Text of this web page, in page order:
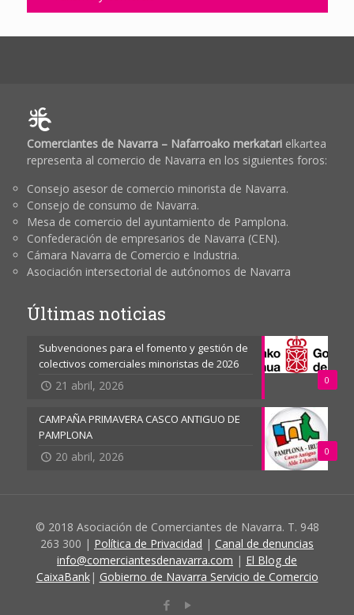
Comerciantes de Navarra – Nafarroako merkatarielkartea
representa al comercio de Navarra en los siguientes foros:
Consejo asesor de comercio minorista de Navarra.
Consejo de consumo de Navarra.
Mesa de comercio del ayuntamiento de Pamplona.
Confederación de empresarios de Navarra (CEN).
Cámara Navarra de Comercio e Industria.
Asociación intersectorial de autónomos de Navarra
Últimas noticias
0
Subvenciones para el fomento y gestión de
colectivos comerciales minoristas de 2026
21 abril, 2026
0
CAMPAÑA PRIMAVERA CASCO ANTIGUO DE
PAMPLONA
20 abril, 2026
© 2018 Asociación de Comerciantes de Navarra. T. 948
263 300 | Política de Privacidad | Canal de denuncias
info@comerciantesdenavarra.com | El Blog de
CaixaBank| Gobierno de Navarra Servicio de Comercio